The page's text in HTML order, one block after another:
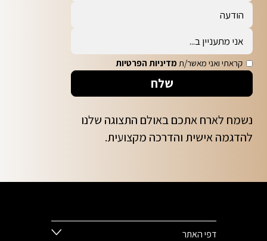
קראתי ואני מאשר/ת מדיניות הפרטיות
נשמח לארח אתכם באולם התצוגה שלנו
להדגמה אישית והדרכה מקצועית.
דפי האתר